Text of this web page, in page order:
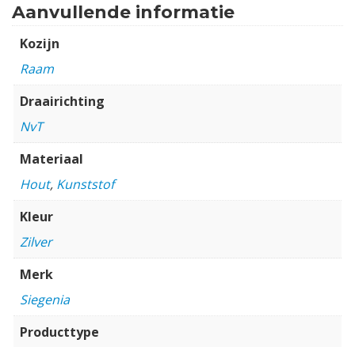
Aanvullende informatie
Kozijn
Raam
Draairichting
NvT
Materiaal
Hout, Kunststof
Kleur
Zilver
Merk
Siegenia
Producttype